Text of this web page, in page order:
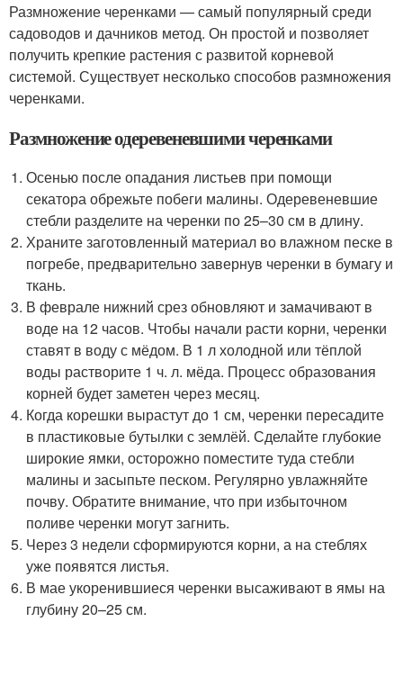
Размножение черенками — самый популярный среди
садоводов и дачников метод. Он простой и позволяет
получить крепкие растения с развитой корневой
системой. Существует несколько способов размножения
черенками.
Размножение одеревеневшими черенками
Осенью после опадания листьев при помощи
секатора обрежьте побеги малины. Одеревеневшие
стебли разделите на черенки по 25–30 см в длину.
Храните заготовленный материал во влажном песке в
погребе, предварительно завернув черенки в бумагу и
ткань.
В феврале нижний срез обновляют и замачивают в
воде на 12 часов. Чтобы начали расти корни, черенки
ставят в воду с мёдом. В 1 л холодной или тёплой
воды растворите 1 ч. л. мёда. Процесс образования
корней будет заметен через месяц.
Когда корешки вырастут до 1 см, черенки пересадите
в пластиковые бутылки с землёй. Сделайте глубокие
широкие ямки, осторожно поместите туда стебли
малины и засыпьте песком. Регулярно увлажняйте
почву. Обратите внимание, что при избыточном
поливе черенки могут загнить.
Через 3 недели сформируются корни, а на стеблях
уже появятся листья.
В мае укоренившиеся черенки высаживают в ямы на
глубину 20–25 см.